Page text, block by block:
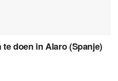
doen in Alaro (Spanje)